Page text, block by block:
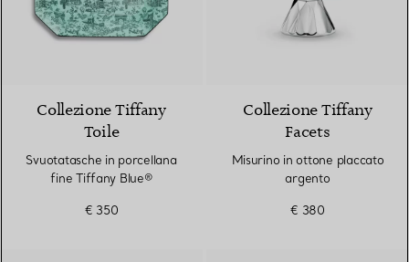
Collezione Tiffany
Toile
Svuotatasche in porcellana
fine Tiffany Blue®
€ 350
Collezione Tiffany
Facets
Misurino in ottone placcato
argento
€ 380